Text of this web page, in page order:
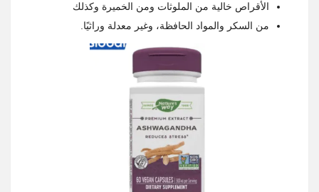
الأقراص خالية من الملوثات ومن الخميرة وكذلك
من السكر والمواد الحافظة، وغير معدلة وراثيًا.